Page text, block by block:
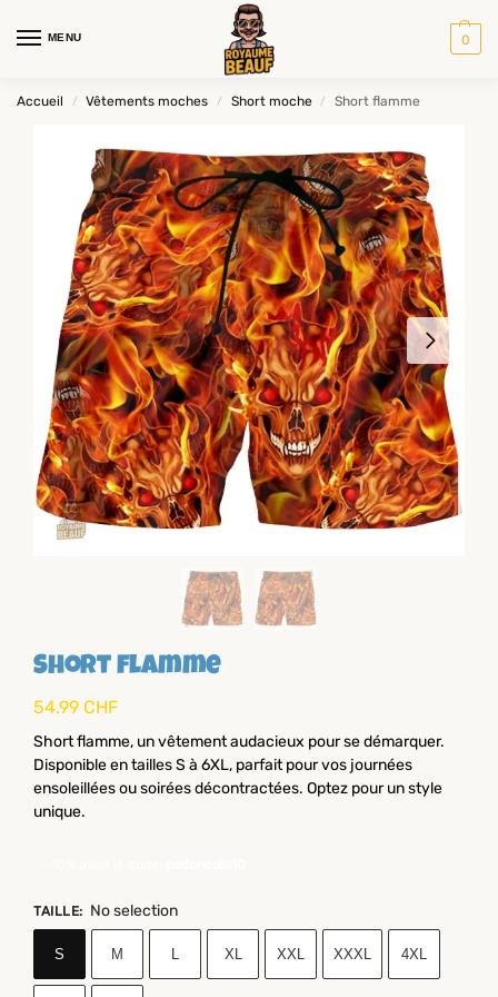
MENU 0
Accueil / Vêtements moches / Short moche / Short flamme
Short flamme
54.99 CHF
Short flamme, un vêtement audacieux pour se démarquer.
Disponible en tailles S à 6XL, parfait pour vos journées
ensoleillées ou soirées décontractées. Optez pour un style
unique.
TAILLE: No selection
S M XL XXL XXXL 4XL